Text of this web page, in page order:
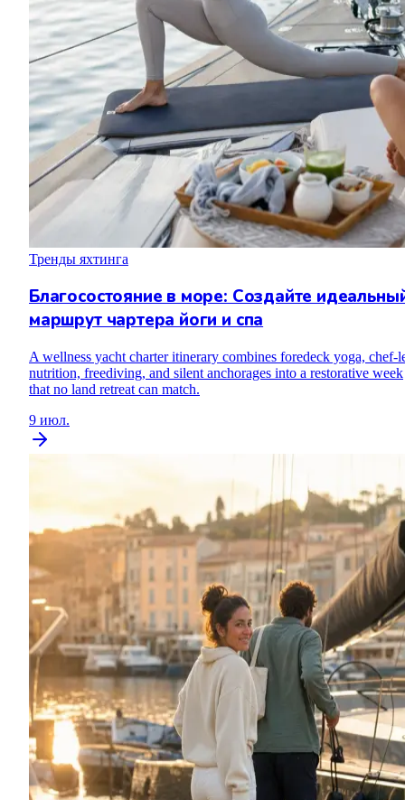
Тренды яхтинга
Благосостояние в море: Создайте
маршрут чартера йоги и спа
A wellness yacht charter itinerary combines foredeck yoga, chef-
nutrition, freediving, and silent anchorages into a restorative week
that no land retreat can match.
9 июл.